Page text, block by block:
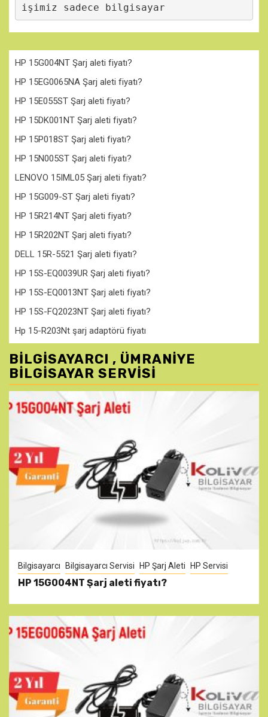
işimiz sadece bilgisayar
HP 15G004NT Şarj aleti fiyatı?
HP 15EG0065NA Şarj aleti fiyatı?
HP 15E055ST Şarj aleti fiyatı?
HP 15DK001NT Şarj aleti fiyatı?
HP 15P018ST Şarj aleti fiyatı?
HP 15N005ST Şarj aleti fiyatı?
LENOVO 15IML05 Şarj aleti fiyatı?
HP 15G009-ST Şarj aleti fiyatı?
HP 15R214NT Şarj aleti fiyatı?
HP 15R202NT Şarj aleti fiyatı?
DELL 15R-5521 Şarj aleti fiyatı?
HP 15S-EQ0039UR Şarj aleti fiyatı?
HP 15S-EQ0013NT Şarj aleti fiyatı?
HP 15S-FQ2023NT Şarj aleti fiyatı?
Hp 15-R203Nt şarj adaptörü fiyatı
BILGISAYARCI , ÜMRANIYE
BILGISAYAR SERVISI
Bilgisayarcı Bilgisayarcı Servisi HP Şarj Aleti HP Servisi
HP 15G004NT Şarj aleti fiyatı?